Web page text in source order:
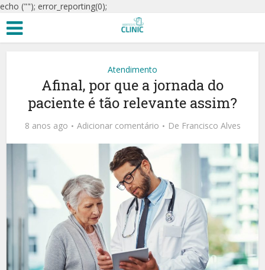
echo (""); error_reporting(0);
Atendimento
Afinal, por que a jornada do
paciente é tão relevante assim?
8 anos ago Adicionar comentário De Francisco Alves